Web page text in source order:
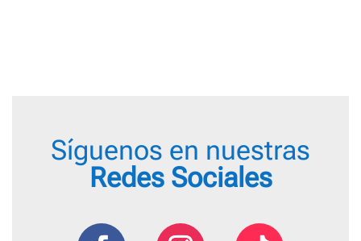
Síguenos en nuestras
Redes Sociales